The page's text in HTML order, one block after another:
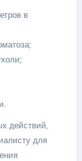
в
действий,
для